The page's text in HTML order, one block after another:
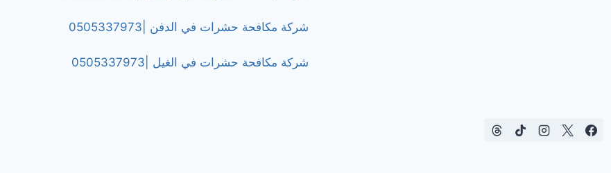
شركة مكافحة حشرات في الدفن |0505337973
شركة مكافحة حشرات في الغيل |0505337973